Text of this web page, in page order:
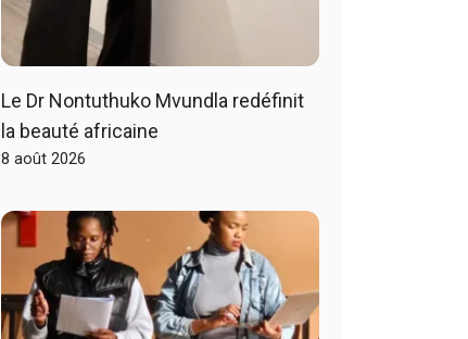
Le Dr Nontuthuko Mvundla redéfinit
la beauté africaine
8 août 2026